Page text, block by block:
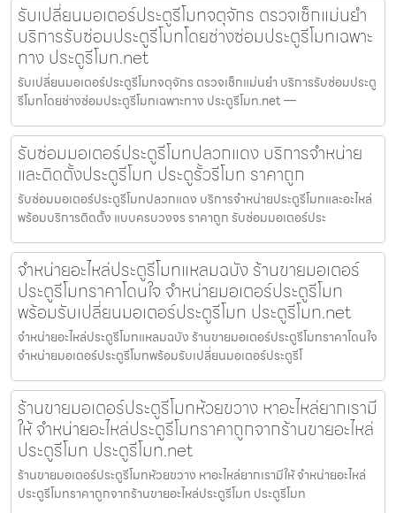
รับเปลี่ยนมอเตอร์ประตูรีโมทจตุจักร ตรวจเช็กแม่นยำ
บริการรับซ่อมประตูรีโมทโดยช่างซ่อมประตูรีโมทเฉพาะ
ทาง ประตูรีโมท.net
รับเปลี่ยนมอเตอร์ประตูรีโมทจตุจักร ตรวจเช็กแม่นยำ บริการรับซ่อมประตู
รีโมทโดยช่างซ่อมประตูรีโมทเฉพาะทาง ประตูรีโมท.net —
รับซ่อมมอเตอร์ประตูรีโมทปลวกแดง บริการจำหน่าย
และติดตั้งประตูรีโมท ประตูรั้วรีโมท ราคาถูก
รับซ่อมมอเตอร์ประตูรีโมทปลวกแดง บริการจำหน่ายประตูรีโมทและอะไหล่
พร้อมบริการติดตั้ง แบบครบวงจร ราคาถูก รับซ่อมมอเตอร์ประ
จำหน่ายอะไหล่ประตูรีโมทแหลมฉบัง ร้านขายมอเตอร์
ประตูรีโมทราคาโดนใจ จำหน่ายมอเตอร์ประตูรีโมท
พร้อมรับเปลี่ยนมอเตอร์ประตูรีโมท ประตูรีโมท.net
จำหน่ายอะไหล่ประตูรีโมทแหลมฉบัง ร้านขายมอเตอร์ประตูรีโมทราคาโดนใจ
จำหน่ายมอเตอร์ประตูรีโมทพร้อมรับเปลี่ยนมอเตอร์ประตูรีโ
ร้านขายมอเตอร์ประตูรีโมทห้วยขวาง หาอะไหล่ยากเรามี
ให้ จำหน่ายอะไหล่ประตูรีโมทราคาถูกจากร้านขายอะไหล่
ประตูรีโมท ประตูรีโมท.net
ร้านขายมอเตอร์ประตูรีโมทห้วยขวาง หาอะไหล่ยากเรามีให้ จำหน่ายอะไหล่
ประตูรีโมทราคาถูกจากร้านขายอะไหล่ประตูรีโมท ประตูรีโมท